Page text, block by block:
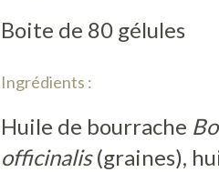
Boite de 80 gélules
Ingrédients :
Huile de bourrache
officinalis(graines),